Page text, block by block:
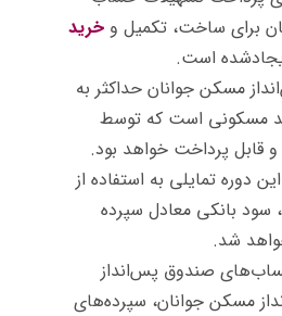
برای ساخت، تکمیل و خرید
است.
مسکن جوانان حداکثر به
واحد مسکونی است که توسط
قابل پرداخت خواهد بود.
دوره تمایلی به استفاده از
سود بانکی معادل سپرده
شد.
صندوق پس‌انداز
مسکن جوانان، سپرده‌های